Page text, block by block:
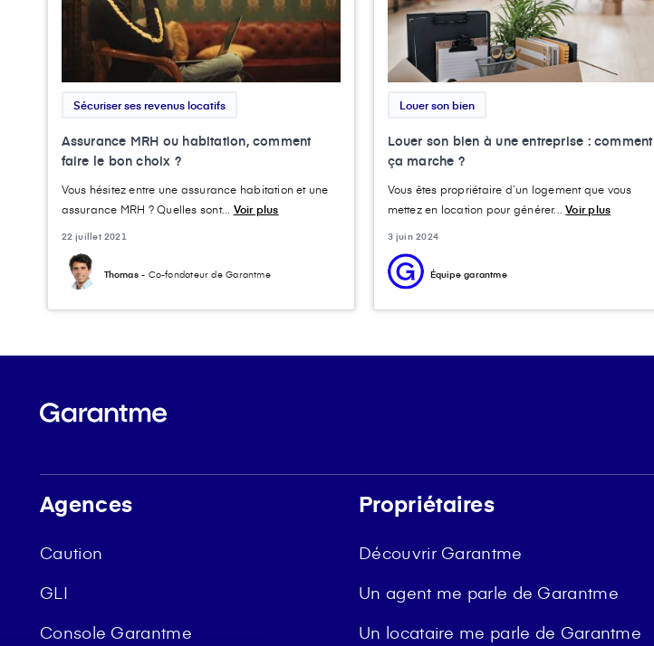
Sécuriser ses revenus locatifs
Assurance MRH ou habitation, comment
faire le bon choix ?
Vous hésitez entre une assurance habitation et une
assurance MRH ? Quelles sont... Voir plus
22 juillet 2021
Thomas- Co-fondateur de Garantme
Louer son bien
Louer son bien à une entreprise : comment
ça marche ?
Vous êtes propriétaire d’un logement que vous
mettez en location pour générer...Voir plus
3 juin 2024
Équipe garantme
Agences
Caution
GLI
Console Garantme
Propriétaires
Découvrir Garantme
Un agent me parle de Garantme
Un locataire me parle de Garantme